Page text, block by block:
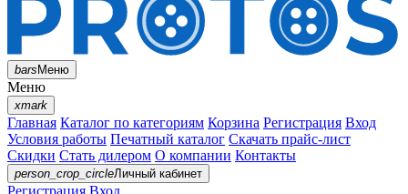
barsМеню
Меню
xmark
Главная Каталог по категориям Корзина Регистрация Вход
Условия работы Печатный каталог Скачать прайс-лист
Скидки Стать дилером О компании Контакты
person_crop_circleЛичный кабинет
Регистрация Вход